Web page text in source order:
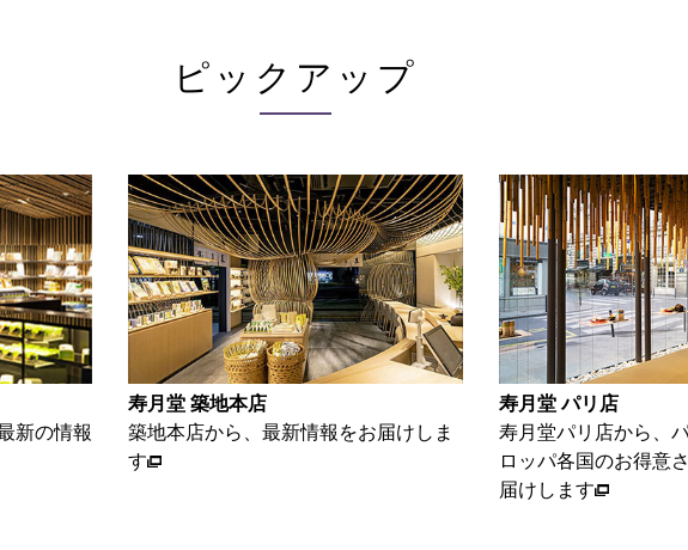
ピックアップ
寿月堂 築地本店
地本店から、最新情報をお届けしま
寿月堂パリ店から、パリをはじめヨー
ロッパ各国のお得意さま等の情報をお